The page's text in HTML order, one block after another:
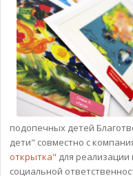
подопечных детей
дети" совместно с
открытка" для
социальной